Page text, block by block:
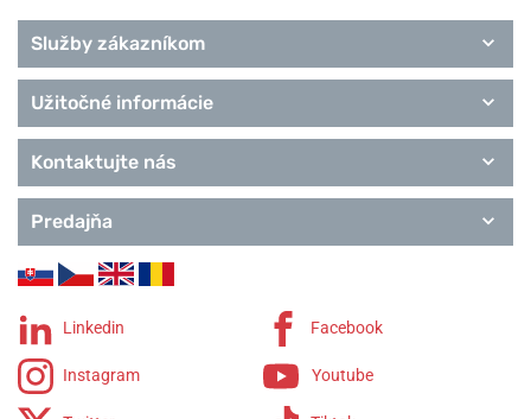
Služby zákazníkom
Užitočné informácie
Kontaktujte nás
Predajňa
Linkedin Facebook
Instagram Youtube